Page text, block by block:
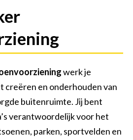
& Groenvoorziening
Civiel
bouw/infra
gww
bestratingen
ons
beleid
(mvo)
5
Historie
L-V
's-gravenweg Nootdorp
Rioleringen
woonrijp maken
Contact
werk je
creëren en onderhouden van
buitenruimte. Jij bent
verantwoordelijk voor het
parken, sportvelden en